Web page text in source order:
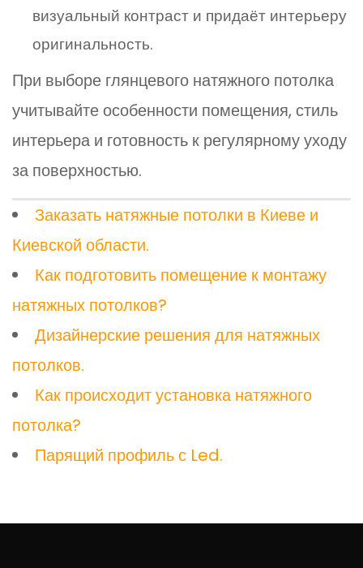
визуальный контраст и придаёт интерьеру
оригинальность.
При выборе глянцевого натяжного потолка
учитывайте особенности помещения, стиль
интерьера и готовность к регулярному уходу
за поверхностью.
Заказать натяжные потолки в Киеве и
Киевской области.
Как подготовить помещение к монтажу
натяжных потолков?
Дизайнерские решения для натяжных
потолков.
Как происходит установка натяжного
потолка?
Парящий профиль с Led.